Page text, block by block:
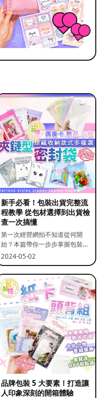
新手必看！包裝出貨完整流
程教學 從包材選擇到出貨檢
查一次搞懂
第一次經營網拍不知道從何開
始？本篇帶你一步步掌握包裝流
程與出貨前檢查重點。
2024-05-02
品牌包裝 5 大要素！打造讓
人印象深刻的開箱體驗